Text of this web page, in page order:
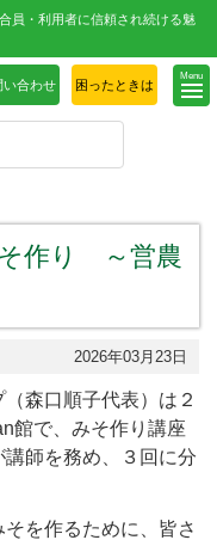
員・利用者に信頼され続ける魅
Menu
い合わせ 困ったときは
作り ～営農
2026年03月23日
森口順子代表）は２
館で、みそ作り講座
師を務め、３回に分
を作るために、皆さ